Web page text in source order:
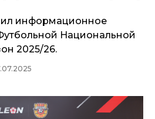
информационное
Национальной
2025/26.